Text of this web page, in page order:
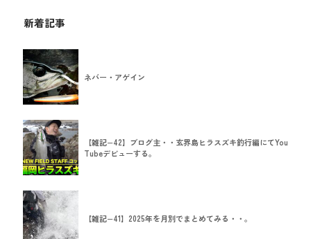
新着記事
ネバー・アゲイン
【雑記−42】ブログ主・・玄界島ヒラスズキ釣行編にてYou
Tubeデビューする。
【雑記−41】2025年を月別でまとめてみる・・。